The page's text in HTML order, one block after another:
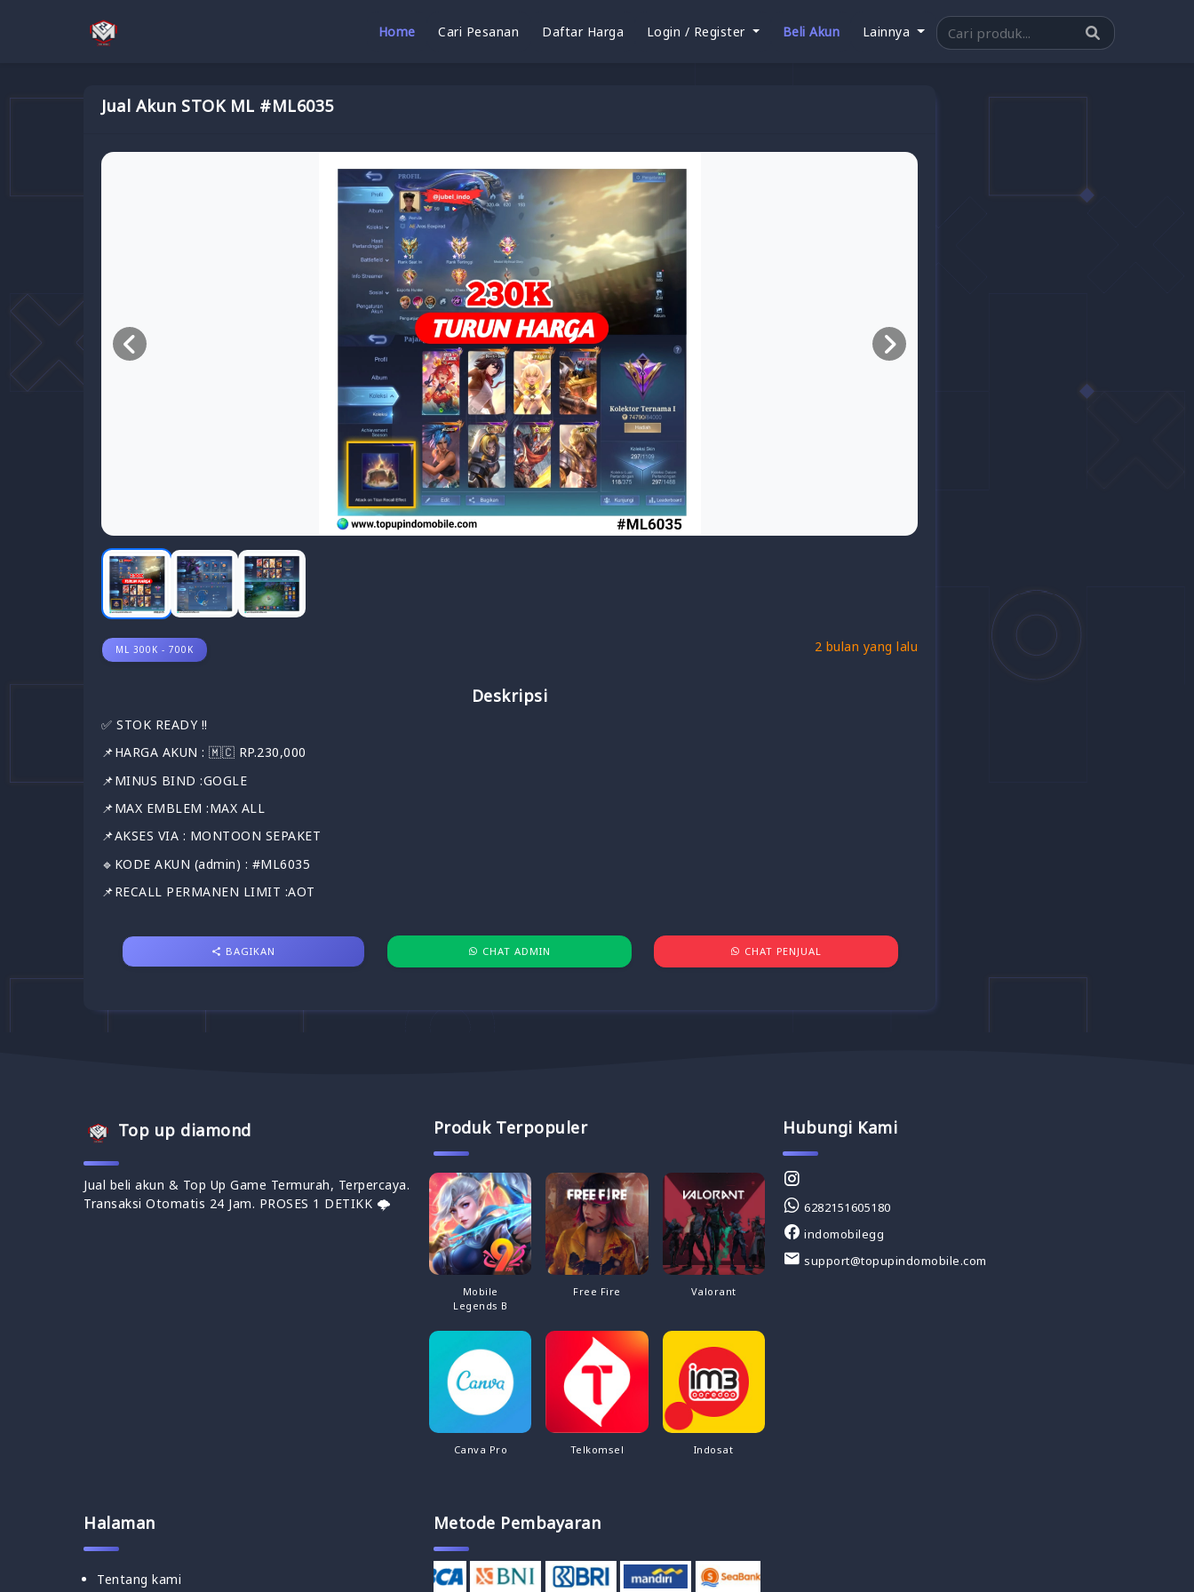
Home Cari Pesanan Daftar Harga Login / Register Beli Akun Lainnya
Jual Akun STOK ML #ML6035
ML 300K - 700K 2 bulan yang lalu
Deskripsi
✅️ STOK READY !!
📌HARGA AKUN : 🇲🇨 RP.230,000
📌MINUS BIND :GOGLE
📌MAX EMBLEM :MAX ALL
📌AKSES VIA : MONTOON SEPAKET
🔹KODE AKUN (admin) : #ML6035
📌RECALL PERMANEN LIMIT :AOT
BAGIKAN CHAT ADMIN CHAT PENJUAL
Top up diamond
Jual beli akun & Top Up Game Termurah, Terpercaya.
Transaksi Otomatis 24 Jam. PROSES 1 DETIKK 🌩
Produk Terpopuler
Mobile
Legends B
Free Fire Valorant
Canva Pro Telkomsel Indosat
Hubungi Kami
6282151605180
indomobilegg
support@topupindomobile.com
Halaman
Tentang kami
Metode Pembayaran